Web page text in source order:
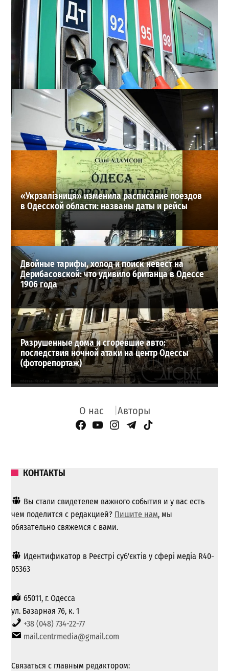
Неприятный сюрприз для водителей Одессы: на АЗС
снова взлетели цены
2
28-07-2026 в 06:47
ВИБОР РЕДАКЦИИ
«Укрзалізниця» изменила расписание поездов
в Одесской области: названы даты и рейсы
Двойные тарифы, холод и поиск невест на
Дерибасовской: что удивило британца в Одессе
1906 года
Разрушенные дома и сгоревшие авто:
последствия ночной атаки на центр Одессы
(фоторепортаж)
О нас Авторы
Facebook Page
YouTube
Instagram
Telegram
TikTok
КОНТАКТЫ
Вы стали свидетелем важного события и у вас есть
чем поделится с редакцией? Пишите нам, мы
обязательно свяжемся с вами.
Идентификатор в Реєстрі суб'єктів у сфері медіа R40-
05363
65011, г. Одесса
ул. Базарная 76, к. 1
+38 (048) 734-22-77
mail.centrmedia@gmail.com
Связаться с главным редактором: